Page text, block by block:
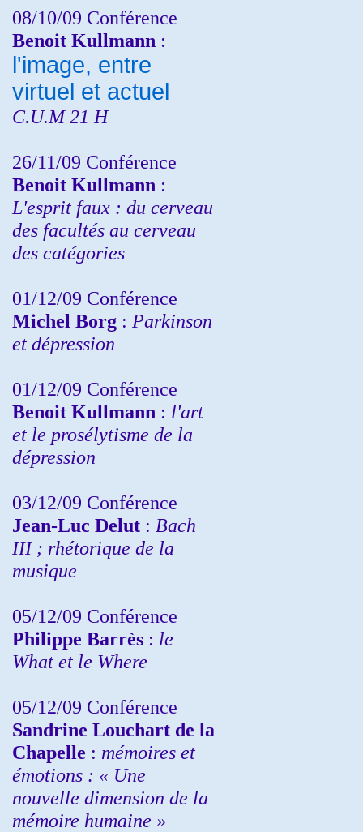
08/10/09 Conférence
Benoit Kullmann :
l'image, entre
virtuel et actuel
C.U.M 21 H
26/11/09 Conférence
Benoit Kullmann :
L'esprit faux : du cerveau
des facultés au cerveau
des catégories
01/12/09 Conférence
Michel Borg : Parkinson
et dépression
01/12/09 Conférence
Benoit Kullmann : l'art
et le prosélytisme de la
dépression
03/12/09 Conférence
Jean-Luc Delut : Bach
III ; rhétorique de la
musique
05/12/09 Conférence
Philippe Barrès : le
What et le Where
05/12/09 Conférence
Sandrine Louchart de la
Chapelle : mémoires et
émotions : « Une
nouvelle dimension de la
mémoire humaine »